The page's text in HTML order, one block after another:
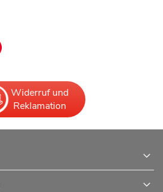
Widerruf und
Reklamation